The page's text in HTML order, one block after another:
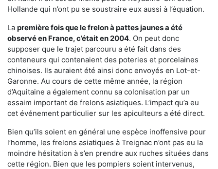
Hollande qui n’ont pu se soustraire eux aussi à l’équation.
La première fois que le frelon à pattes jaunes a été
observé en France, c’était en 2004. On peut donc
supposer que le trajet parcouru a été fait dans des
conteneurs qui contenaient des poteries et porcelaines
chinoises. Ils auraient été ainsi donc envoyés en Lot-et-
Garonne. Au cours de cette même année, la région
d’Aquitaine a également connu sa colonisation par un
essaim important de frelons asiatiques. L’impact qu’a eu
cet événement particulier sur les apiculteurs a été direct.
Bien qu’ils soient en général une espèce inoffensive pour
l’homme, les frelons asiatiques à Treignac n’ont pas eu la
moindre hésitation à s’en prendre aux ruches situées dans
cette région. Bien que les pompiers soient intervenus,